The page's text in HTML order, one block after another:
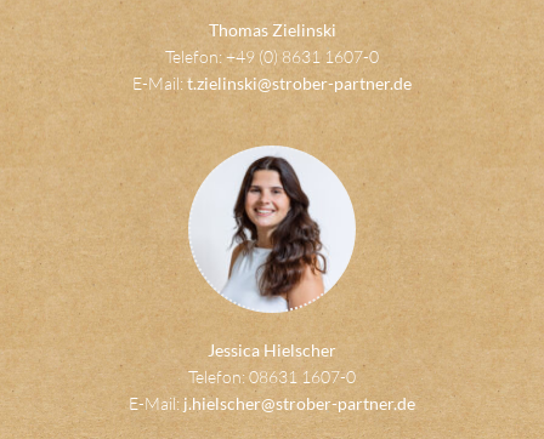
Thomas Zielinski
Telefon: +49 (0) 8631 1607-0
E-Mail: t.zielinski@strober-partner.de
Jessica Hielscher
Telefon: 08631 1607-0
E-Mail: j.hielscher@strober-partner.de